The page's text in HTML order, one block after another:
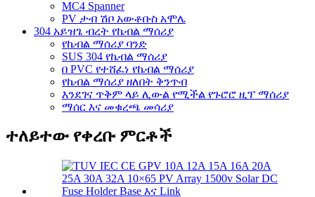
MC4 Spanner
PV ታብ ሽቦ አውቶቡስ አሞሌ
304 አይዝጌ ብረት የኬብል ማሰሪያ
የኬብል ማሰሪያ ባንድ
SUS 304 የኬብል ማሰሪያ
በ PVC የተሸፈነ የኬብል ማሰሪያ
የኬብል ማሰሪያ ዘለበት ቅንጥብ
እንደገና ጥቅም ላይ ሊውል የሚችል የጉሮሮ ዚፕ ማሰሪያ
ማሰር እና መቁረጫ መሳሪያ
ተለይተው የቀረቡ ምርቶች